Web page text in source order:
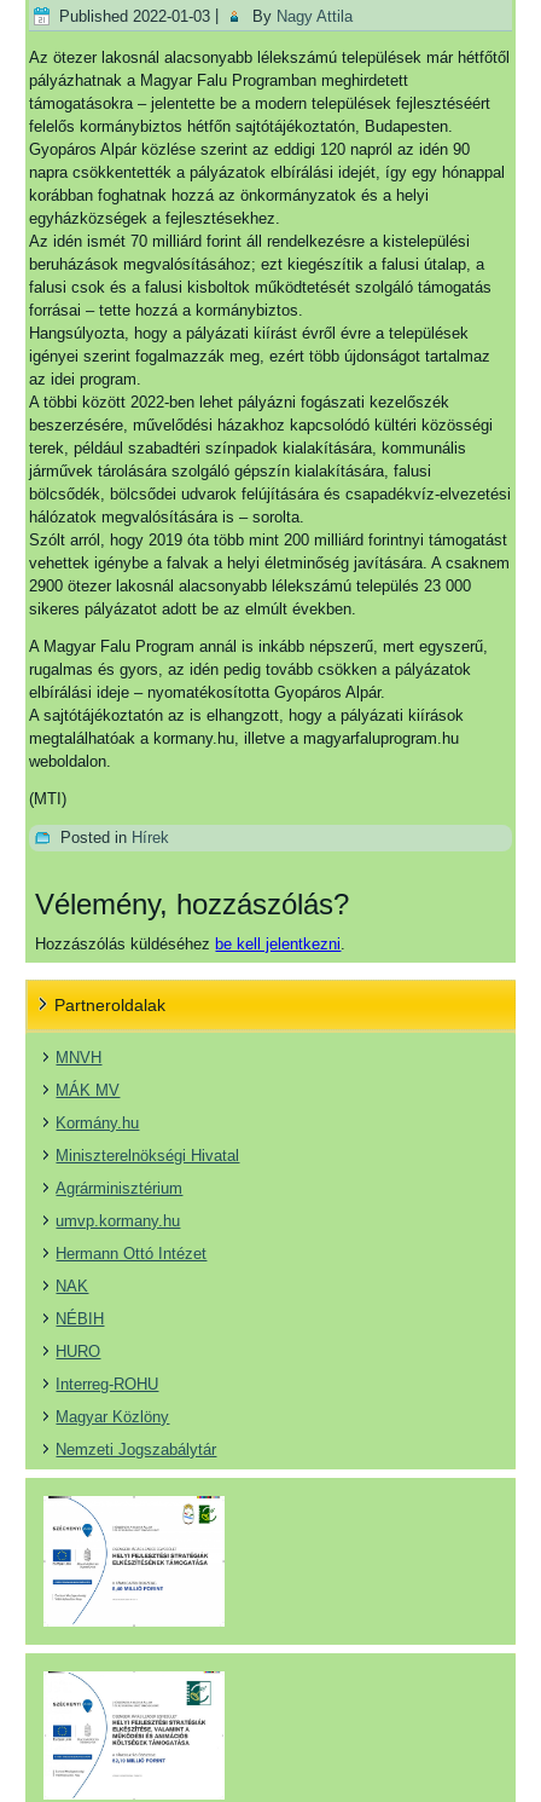
Published 2022-01-03 By Nagy Attila
Az ötezer lakosnál alacsonyabb lélekszámú települések már hétfőtől
pályázhatnak a Magyar Falu Programban meghirdetett
támogatásokra – jelentette be a modern települések fejlesztéséért
felelős kormánybiztos hétfőn sajtótájékoztatón, Budapesten.
Gyopáros Alpár közlése szerint az eddigi 120 napról az idén 90
napra csökkentették a pályázatok elbírálási idejét, így egy hónappal
korábban foghatnak hozzá az önkormányzatok és a helyi
egyházközségek a fejlesztésekhez.
Az idén ismét 70 milliárd forint áll rendelkezésre a kistelepülési
beruházások megvalósításához; ezt kiegészítik a falusi útalap, a
falusi csok és a falusi kisboltok működtetését szolgáló támogatás
forrásai – tette hozzá a kormánybiztos.
Hangsúlyozta, hogy a pályázati kiírást évről évre a települések
igényei szerint fogalmazzák meg, ezért több újdonságot tartalmaz
az idei program.
A többi között 2022-ben lehet pályázni fogászati kezelőszék
beszerzésére, művelődési házakhoz kapcsolódó kültéri közösségi
terek, például szabadtéri színpadok kialakítására, kommunális
járművek tárolására szolgáló gépszín kialakítására, falusi
bölcsődék, bölcsődei udvarok felújítására és csapadékvíz-elvezetési
hálózatok megvalósítására is – sorolta.
Szólt arról, hogy 2019 óta több mint 200 milliárd forintnyi támogatást
vehettek igénybe a falvak a helyi életminőség javítására. A csaknem
2900 ötezer lakosnál alacsonyabb lélekszámú település 23 000
sikeres pályázatot adott be az elmúlt években.
A Magyar Falu Program annál is inkább népszerű, mert egyszerű,
rugalmas és gyors, az idén pedig tovább csökken a pályázatok
elbírálási ideje – nyomatékosította Gyopáros Alpár.
A sajtótájékoztatón az is elhangzott, hogy a pályázati kiírások
megtalálhatóak a kormany.hu, illetve a magyarfaluprogram.hu
weboldalon.
(MTI)
Posted in Hírek
Vélemény, hozzászólás?
Hozzászólás küldéséhez be kell jelentkezni.
Partneroldalak
MNVH
MÁK MV
Kormány.hu
Miniszterelnökségi Hivatal
Agrárminisztérium
umvp.kormany.hu
Hermann Ottó Intézet
NAK
NÉBIH
HURO
Interreg-ROHU
Magyar Közlöny
Nemzeti Jogszabálytár